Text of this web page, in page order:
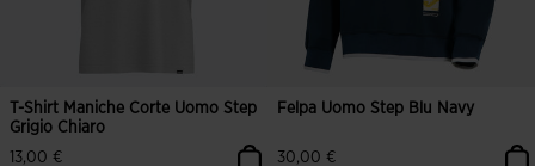
T-Shirt Maniche Corte Uomo Step
Grigio Chiaro
13,00 €
Felpa Uomo Step Blu Navy
30,00 €